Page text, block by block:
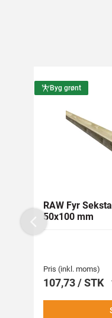
Byg grønt
RAW Fyr
50x100 mm
Pris (inkl. moms)
107,73 / STK
Previous